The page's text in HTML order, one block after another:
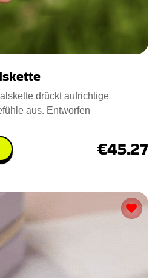
drückt aufrichtige
aus. Entworfen
€45.27